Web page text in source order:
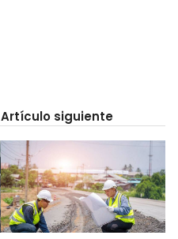
Artículo siguiente